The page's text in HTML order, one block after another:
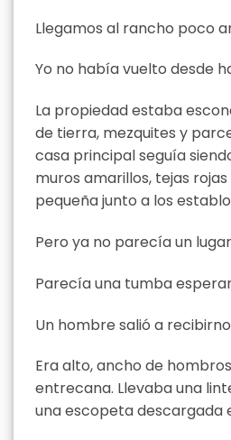
Llegamos al rancho poco
Yo no había vuelto desde
La propiedad estaba
de tierra, mezquites y
casa principal seguía
muros amarillos, tejas
pequeña junto a los
Pero ya no parecía un
Parecía una tumba
Un hombre salió a
Era alto, ancho de
entrecana. Llevaba una
una escopeta descargada